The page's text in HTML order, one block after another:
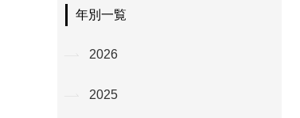
年別一覧
2026
2025